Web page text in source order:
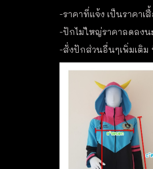
-ราคาที่แจ้ง เป็นราคาเ
-ปักไม่ใหญ่ราคาลดลงน
-สั่งปักส่วนอื่นๆเพิ่มเติม